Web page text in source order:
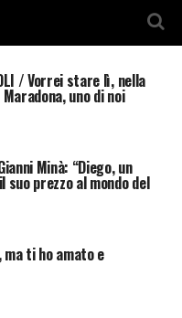
/ Vorrei stare lì, nella
uno di noi
Minà: “Diego, un
suo prezzo al mondo del
ma ti ho amato e